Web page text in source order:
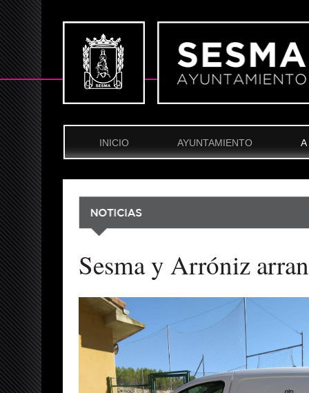
INICIO AYUNTAMIENTO A
Sesma y Arróniz